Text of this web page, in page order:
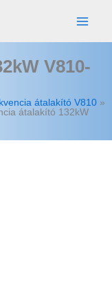
V810-
átalakító V810 »
átalakító 132kW